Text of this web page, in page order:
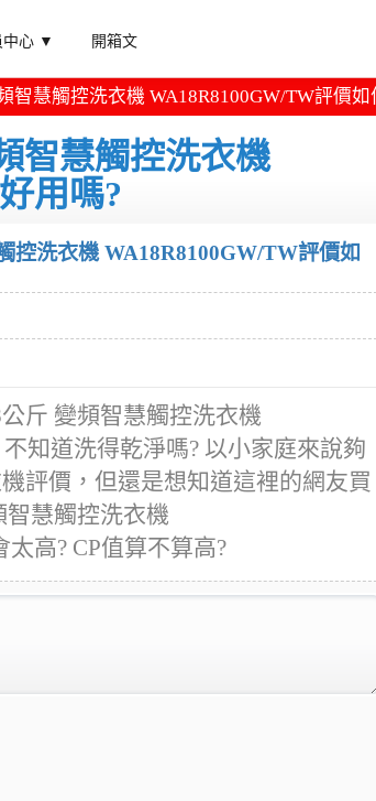
中心 ▼ 開箱文
智慧觸控洗衣機 WA18R8100GW/TW評價如
智慧觸控洗衣機
用嗎?
控洗衣機 WA18R8100GW/TW評價如
斤 變頻智慧觸控洗衣機
知道洗得乾淨嗎? 以小家庭來說夠
評價，但還是想知道這裡的網友買
智慧觸控洗衣機
高? CP值算不算高?